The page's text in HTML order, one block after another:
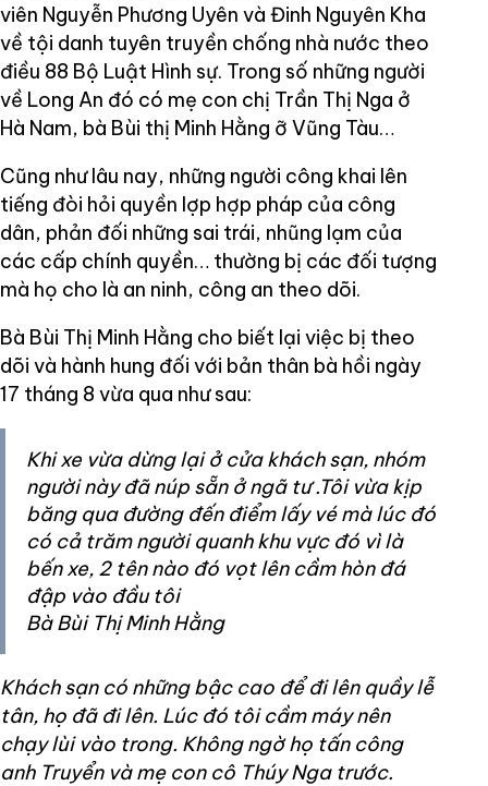
viên Nguyễn Phương Uyên và Đinh Nguyên Kha
về tội danh tuyên truyền chống nhà nước theo
điều 88 Bộ Luật Hình sự. Trong số những người
về Long An đó có mẹ con chị Trần Thị Nga ở
Hà Nam, bà Bùi thị Minh Hằng ỡ Vũng Tàu…
Cũng như lâu nay, những người công khai lên
tiếng đòi hỏi quyền lợp hợp pháp của công
dân, phản đối những sai trái, nhũng lạm của
các cấp chính quyền… thường bị các đối tượng
mà họ cho là an ninh, công an theo dõi.
Bà Bùi Thị Minh Hằng cho biết lại việc bị theo
dõi và hành hung đối với bản thân bà hồi ngày
17 tháng 8 vừa qua như sau:
Khi xe vừa dừng lại ở cửa khách sạn, nhóm
người này đã núp sẵn ở ngã tư .Tôi vừa kịp
băng qua đường đến điểm lấy vé mà lúc đó
có cả trăm người quanh khu vực đó vì là
bến xe, 2 tên nào đó vọt lên cầm hòn đá
đập vào đầu tôi
Bà Bùi Thị Minh Hằng
Khách sạn có những bậc cao để đi lên quầy lễ
tân, họ đã đi lên. Lúc đó tôi cầm máy nên
chạy lùi vào trong. Không ngờ họ tấn công
anh Truyển và mẹ con cô Thúy Nga trước.